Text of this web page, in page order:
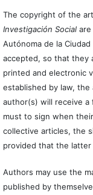
The copyright of the
Investigación Socialare
Autónoma de la
accepted, so that they
printed and electronic
established by law,
author(s) will receive
must to sign when
collective articles, the
provided that the
Authors may use the
published by